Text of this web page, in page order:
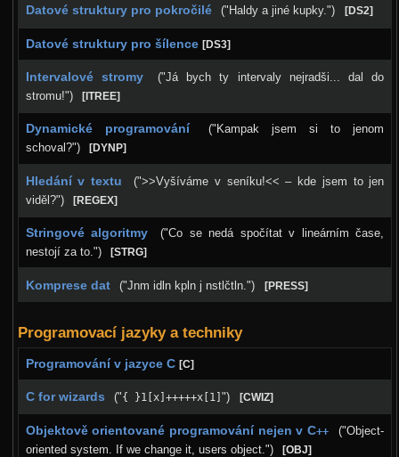
Datové struktury pro pokročilé ("Haldy a jiné kupky.") [DS2]
Datové struktury pro šílence [DS3]
Intervalové stromy
("Já bych ty intervaly nejradši... dal do
stromu!")
[ITREE]
Dynamické programování
("Kampak jsem si to jenom
schoval?")
[DYNP]
Hledání v textu
(">>Vyšíváme v seníku!<< – kde jsem to jen
viděl?")
[REGEX]
Stringové algoritmy
("Co se nedá spočítat v lineárním čase,
nestojí za to.")
[STRG]
Komprese dat ("Jnm idln kpln j nstlčtln.") [PRESS]
Programovací jazyky a techniky
Programování v jazyce C [C]
C for wizards ("{ }1[x]+++++x[1]") [CWIZ]
Objektově orientované programování nejen v C++
("Object-
oriented system. If we change it, users object.")
[OBJ]
Podzimní 2013
Jarní 2013
Podzimní 2012
Karolínka
Adresář
Videa
Fotky
Jarní 2012
Jarní 2011
Podzimní 2010
Jarní 2010
Podzimní 2009